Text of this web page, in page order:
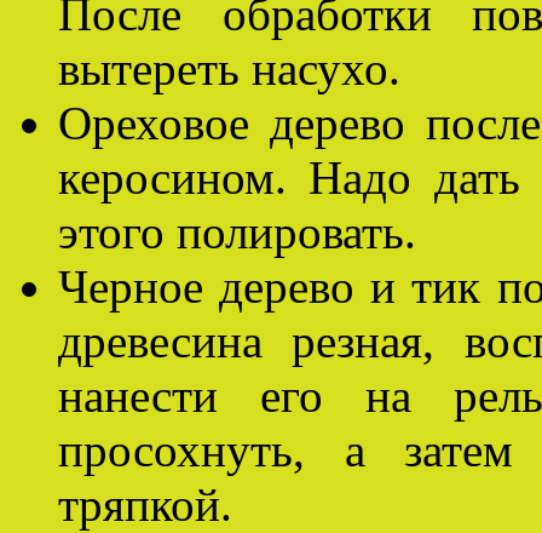
После обработки
вытереть насухо.
Ореховое дерево
керосином. Надо дать
этого полировать.
Черное дерево и тик
древесина резная,
нанести его на
просохнуть, а
тряпкой.